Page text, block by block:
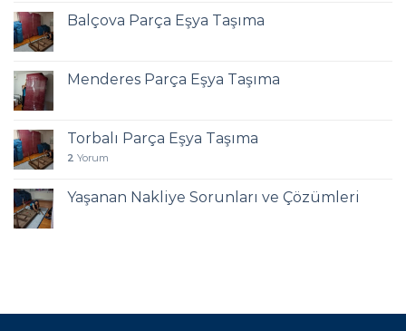
Balçova Parça Eşya Taşıma
Menderes Parça Eşya Taşıma
Torbalı Parça Eşya Taşıma
2 Yorum
Yaşanan Nakliye Sorunları ve Çözümleri